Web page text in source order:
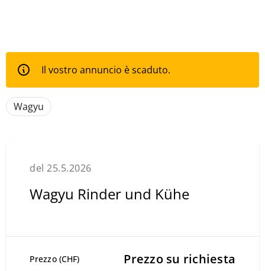
Il vostro annuncio è scaduto.
Wagyu
del 25.5.2026
Wagyu Rinder und Kühe
Prezzo (CHF) Prezzo su richiesta